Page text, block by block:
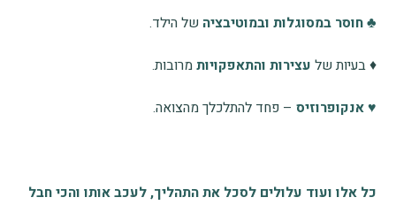
♣ חוסר במסוגלות ובמוטיבציה של הילד.
♦ בעיות של עצירות והתאפקויותמרובות.
♥ אנקופרוזיס – פחד להתלכלך מהצואה.
כל אלו ועוד עלולים לסכל את התהליך, לעכב אותו והכי חבל